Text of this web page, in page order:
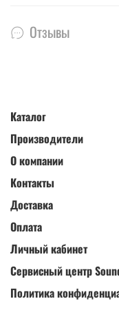
Отзывы
Каталог
Производители
О компании
Контакты
Доставка
Оплата
Личный кабинет
Сервисный центр
Политика